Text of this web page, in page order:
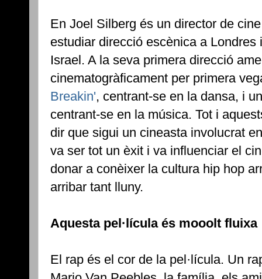
En Joel Silberg és un director de
estudiar direcció escènica a
Israel. A la seva primera direcció
cinematogràficament per primera
Breakin', centrant-se en la dansa, i
centrant-se en la música. Tot i
dir que sigui un cineasta involucrat
va ser tot un èxit i va influenciar el
donar a conèixer la cultura hip hop
arribar tant lluny.
Aquesta pel·lícula és mooolt fluixa
El rap és el cor de la pel·lícula. Un